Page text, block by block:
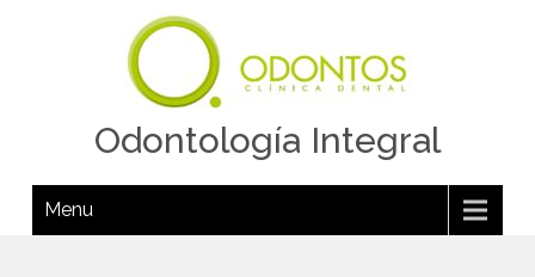
Odontología Integral
Menu